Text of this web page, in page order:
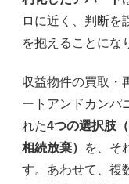
ロに近く、判断を
を抱えることにな
収益物件の買取・
ートアンドカンパ
れた4つの選択肢
相続放棄）
を、そ
す。あわせて、複